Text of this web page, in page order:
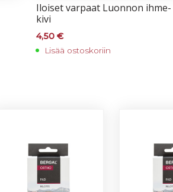
Iloi­set var­paat Luon­non ih­me­
ki­vi
4,50 €
Lisää ostoskoriin